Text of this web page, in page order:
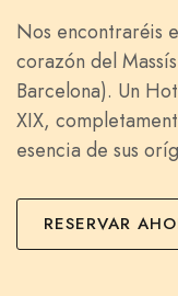
Nos encontraréis
corazón del
Barcelona). Un
XIX,
esencia de sus
RESERVAR